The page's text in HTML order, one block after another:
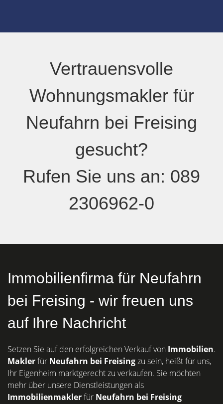
Vertrauensvolle
Wohnungsmakler für
Neufahrn bei Freising
gesucht?
Rufen Sie uns an: 089
2306962-0
Immobilienfirma für Neufahrn
bei Freising - wir freuen uns
auf Ihre Nachricht
Setzen Sie auf den erfolgreichen Verkauf von Immobilien.
Maklerfür Neufahrn bei Freisingzu sein, heißt für uns,
Ihr Eigenheim marktgerecht zu verkaufen. Sie möchten
mehr über unsere Dienstleistungen als
Immobilienmaklerfür Neufahrn bei Freising